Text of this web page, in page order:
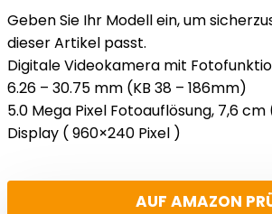
Geben Sie Ihr Modell ein, um
dieser Artikel passt.
Digitale Videokamera mit
6.26 – 30.75 mm (KB 38 – 186mm)
5.0 Mega Pixel Fotoauflösung, 7,6 cm
Display ( 960×240 Pixel )
AUF AMAZON